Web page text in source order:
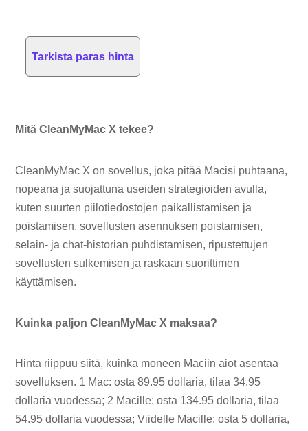
Tarkista paras hinta
Mitä CleanMyMac X tekee?
CleanMyMac X on sovellus, joka pitää Macisi puhtaana,
nopeana ja suojattuna useiden strategioiden avulla,
kuten suurten piilotiedostojen paikallistamisen ja
poistamisen, sovellusten asennuksen poistamisen,
selain- ja chat-historian puhdistamisen, ripustettujen
sovellusten sulkemisen ja raskaan suorittimen
käyttämisen.
Kuinka paljon CleanMyMac X maksaa?
Hinta riippuu siitä, kuinka moneen Maciin aiot asentaa
sovelluksen. 1 Mac: osta 89.95 dollaria, tilaa 34.95
dollaria vuodessa; 2 Macille: osta 134.95 dollaria, tilaa
54.95 dollaria vuodessa; Viidelle Macille: osta 5 dollaria,